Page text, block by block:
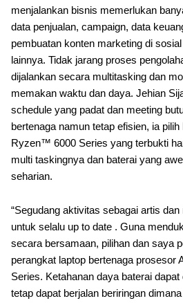
menjalankan bisnis memerlukan
data penjualan, campaign, data
pembuatan konten marketing di
lainnya. Tidak jarang proses
dijalankan secara multitasking dan
memakan waktu dan daya. Jehian
schedule yang padat dan meeting
bertenaga namun tetap efisien, ia
Ryzen™ 6000 Series yang terbukti
multi taskingnya dan baterai yang
seharian.
“Segudang aktivitas sebagai artis
untuk selalu up to date . Guna
secara bersamaan, pilihan dan saya
perangkat laptop bertenaga
Series. Ketahanan daya baterai
tetap dapat berjalan beriringan